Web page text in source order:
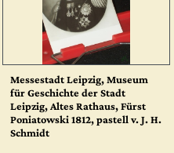
Messestadt Leipzig, Museum
für Geschichte der Stadt
Leipzig, Altes Rathaus, Fürst
Poniatowski 1812, pastell v. J. H.
Schmidt